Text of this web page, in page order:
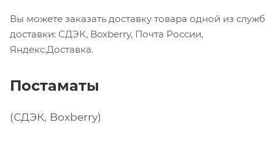
Вы можете заказать доставку товара одной из служб
доставки: СДЭК, Boxberry, Почта России,
Яндекс.Доставка.
Постаматы
(СДЭК, Boxberry)